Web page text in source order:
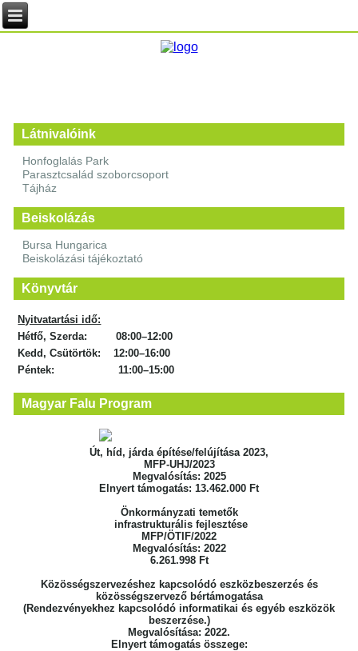
Látnivalóink
Honfoglalás Park
Parasztcsalád szoborcsoport
Tájház
Beiskolázás
Bursa Hungarica
Beiskolázási tájékoztató
Könyvtár
Nyitvatartási idő:
Hétfő, Szerda: 08:00–12:00
Kedd, Csütörtök: 12:00–16:00
Péntek: 11:00–15:00
Magyar Falu Program
Út, híd, járda építése/felújítása 2023,
MFP-UHJ/2023
Megvalósítás: 2025
Elnyert támogatás: 13.462.000 Ft
Önkormányzati temetők
infrastrukturális fejlesztése
MFP/ÖTIF/2022
Megvalósítás: 2022
6.261.998 Ft
Közösségszervezéshez kapcsolódó eszközbeszerzés és
közösségszervező bértámogatása
(Rendezvényekhez kapcsolódó informatikai és egyéb eszközök
beszerzése.)
Megvalósítása: 2022.
Elnyert támogatás összege: